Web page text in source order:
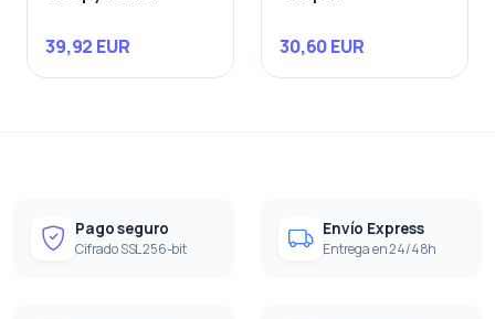
39,92 EUR 30,60 EUR
Pago seguro
Cifrado SSL 256-bit
Envío Express
Entrega en 24/48h